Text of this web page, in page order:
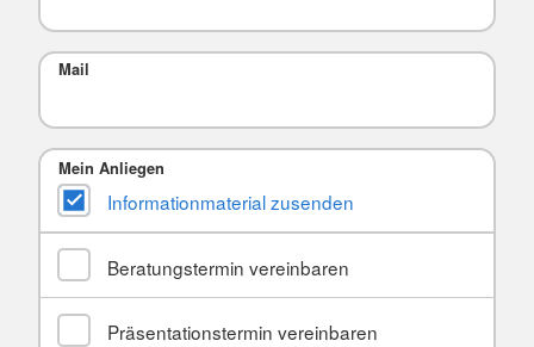
Mail
Mein Anliegen
Informationmaterial zusenden
Beratungstermin vereinbaren
Präsentationstermin vereinbaren